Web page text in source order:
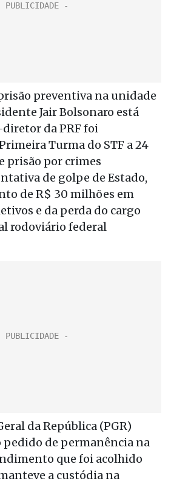
preventiva na unidade
Jair Bolsonaro está
da PRF foi
Turma do STF a 24
prisão por crimes
de golpe de Estado,
de R$ 30 milhões em
e da perda do cargo
rodoviário federal
da República (PGR)
pedido de permanência na
que foi acolhido
a custódia na